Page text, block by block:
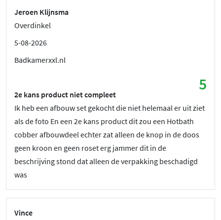
Jeroen Klijnsma
Overdinkel
5-08-2026
Badkamerxxl.nl
5
2e kans product niet compleet
Ik heb een afbouw set gekocht die niet helemaal er uit ziet
als de foto En een 2e kans product dit zou een Hotbath
cobber afbouwdeel echter zat alleen de knop in de doos
geen kroon en geen roset erg jammer dit in de
beschrijving stond dat alleen de verpakking beschadigd
was
Vince